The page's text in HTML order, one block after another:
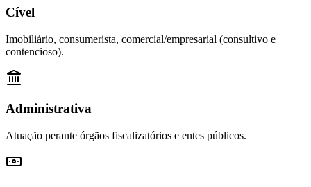
Cível
Imobiliário, consumerista, comercial/empresarial (consultivo e
contencioso).
Administrativa
Atuação perante órgãos fiscalizatórios e entes públicos.